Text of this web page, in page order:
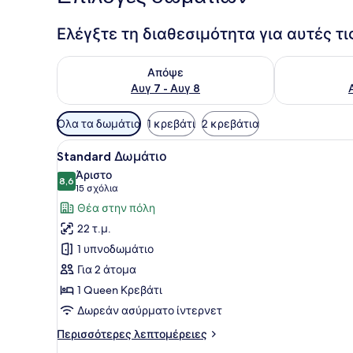
Ελέγξτε τη διαθεσιμότητα για αυτές
Απόψε
Αυγ 7 - Αυγ 8
Έλεγχος διαθεσιμότητας για απόψε Αυγ 7 - Αυγ 8
Έλεγχος
Διαθέσιμα
φίλτρα
για
τα
δωμάτια
Όλα τα δωμάτια 1 κρεβάτι 2 κρεβάτια
Προβολή
όλων
των
φωτογραφιών
για
Standard
Δωμάτιο
Ένα δωμάτιο ξενοδοχείου
6
Standard Δωμάτιο
8,68,6 στα 10
Άριστο
15 σχόλια
(15
σχόλια)
Θέα στην πόλη
22 τ.μ.
1 υπνοδωμάτιο
Για 2 άτομα
1 Queen Κρεβάτι
Δωρεάν ασύρματο ίντερνετ
Περισσότερες λεπτομέρειες
Περισσότερες